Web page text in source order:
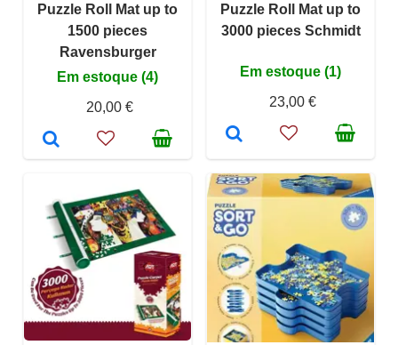
Puzzle Roll Mat up to
1500 pieces
Ravensburger
Em estoque (4)
20,00 €
Puzzle Roll Mat up to
3000 pieces Schmidt
Em estoque (1)
23,00 €